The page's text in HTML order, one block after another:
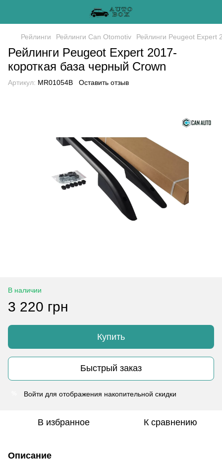
Рейлинги Рейлинги Can Otomotiv Рейлинги Peugeot Expert
Рейлинги Peugeot Expert 2017-
короткая база черный Crown
Артикул: MR01054B Оставить отзыв
В наличии
3 220 грн
Купить
Быстрый заказ
Войти для отображения накопительной скидки
В избранное К сравнению
Описание